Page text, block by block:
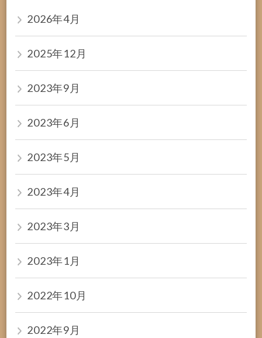
2026年4月
2025年12月
2023年9月
2023年6月
2023年5月
2023年4月
2023年3月
2023年1月
2022年10月
2022年9月